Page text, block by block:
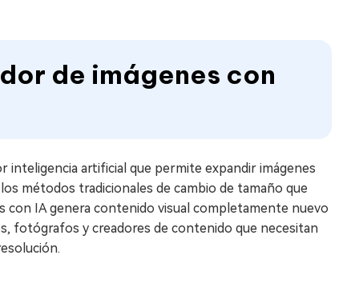
de imágenes con
inteligencia artificial que permite expandir imágenes
métodos tradicionales de cambio de tamaño que
IA genera contenido visual completamente nuevo
fotógrafos y creadores de contenido que necesitan